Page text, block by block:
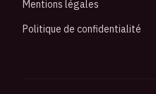
Mentions légales
Politique de confidentialité